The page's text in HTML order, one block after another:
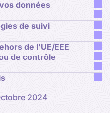
données
de suivi
de l'UE/EEE
de contrôle
2024